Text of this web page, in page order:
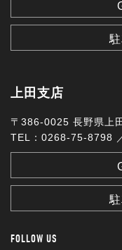
上田支店
〒386-0025 長野県上
TEL：0268-75-8798
FOLLOW US